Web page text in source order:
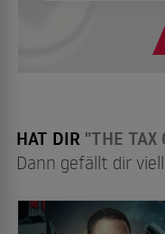
HAT DIR "THE TAX
Dann gefällt dir